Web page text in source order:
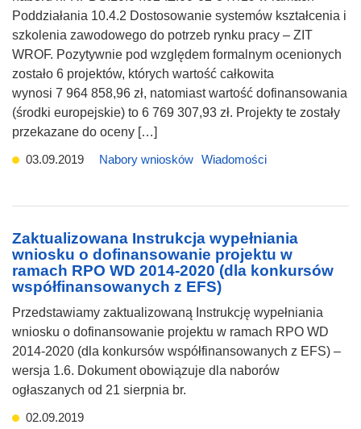
Poddziałania 10.4.2 Dostosowanie systemów kształcenia i
szkolenia zawodowego do potrzeb rynku pracy – ZIT
WROF. Pozytywnie pod względem formalnym ocenionych
zostało 6 projektów, których wartość całkowita
wynosi 7 964 858,96 zł, natomiast wartość dofinansowania
(środki europejskie) to 6 769 307,93 zł. Projekty te zostały
przekazane do oceny […]
03.09.2019
Nabory wniosków Wiadomości
Zaktualizowana Instrukcja wypełniania
wniosku o dofinansowanie projektu w
ramach RPO WD 2014-2020 (dla konkursów
współfinansowanych z EFS)
Przedstawiamy zaktualizowaną Instrukcję wypełniania
wniosku o dofinansowanie projektu w ramach RPO WD
2014-2020 (dla konkursów współfinansowanych z EFS) –
wersja 1.6. Dokument obowiązuje dla naborów
ogłaszanych od 21 sierpnia br.
02.09.2019